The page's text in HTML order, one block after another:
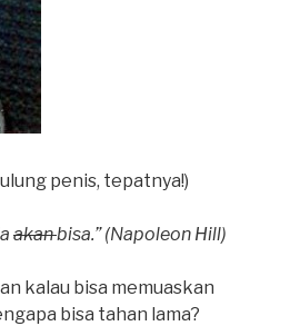
penis, tepatnya!)
akanbisa.” (Napoleon Hill)
kalau bisa memuaskan
bisa tahan lama?